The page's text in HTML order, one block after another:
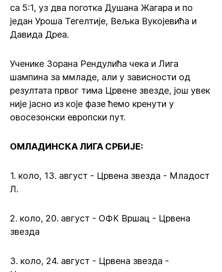
са 5:1, уз два поготка Душана Жагара и по
један Уроша Тегелтије, Вељка Вукојевића и
Давида Дреа.
Ученике Зорана Рендулића чека и Лига
шампина за ммладе, али у зависности од
резултата првог тима Црвене звезде, још увек
није јасно из које фазе ћемо кренути у
овосезонски европски пут.
ОМЛАДИНСКА ЛИГА СРБИЈЕ:
1. коло, 13. август - Црвена звезда - Младост
Л.
2. коло, 20. август - ОФК Вршац - Црвена
звезда
3. коло, 24. август - Црвена звезда -